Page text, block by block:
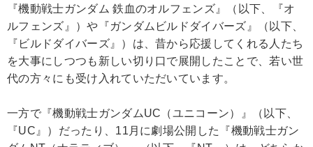
『機動戦士ガンダム 鉄血のオルフェンズ』（以下、『オ
ルフェンズ』）や『ガンダムビルドダイバーズ』（以下、
『ビルドダイバーズ』）は、昔から応援してくれる人たち
を大事にしつつも新しい切り口で展開したことで、若い世
代の方々にも受け入れていただいています。
一方で『機動戦士ガンダムUC（ユニコーン）』（以下、
『UC』）だったり、11月に劇場公開した『機動戦士ガン